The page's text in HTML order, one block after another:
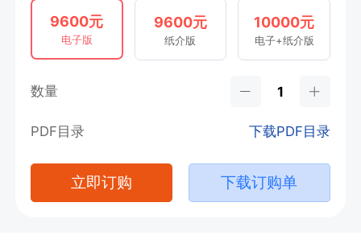
9600元
电子版
9600元
纸介版
10000元
电子+纸介版
数量
PDF目录 下载PDF目录
立即订购 下载订购单